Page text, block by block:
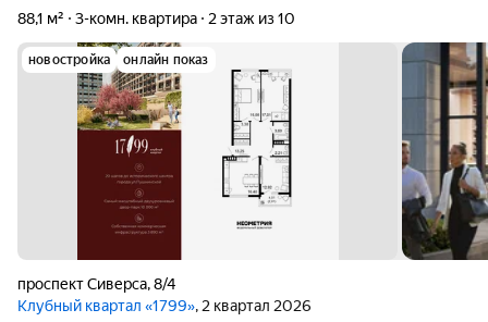
88,1 м²
3-комн. квартира 2 этаж из 10
новостройка онлайн показ
проспект Сиверса,8/4
Клубный квартал «1799», 2 квартал 2026